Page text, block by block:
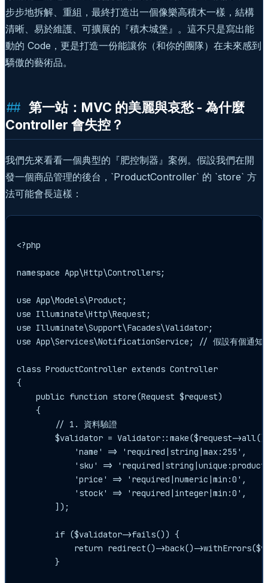
步步地拆解、重組，最終打造出一個像樂高積木一樣，結構
清晰、易於維護、可擴展的『積木城堡』。這不只是寫出能
動的 Code，更是打造一份能讓你（和你的團隊）在未來感到
驕傲的藝術品。
第一站：MVC 的美麗與哀愁 - 為什麼
Controller 會失控？
我們先來看看一個典型的『肥控制器』案例。假設我們在開
發一個商品管理的後台，`ProductController` 的 `store` 方
法可能會長這樣：
<?php
namespace App\Http\Controllers;
use App\Models\Product;
use Illuminate\Http\Request;
use Illuminate\Support\Facades\Validator;
use App\Services\NotificationService; // 假設有個通知
class ProductController extends Controller
{
    public function store(Request $request)
    {
        // 1. 資料驗證
$validator = Validator::make($request-
            'name' => 'required|string|max:255',
'sku' =>
            'price' => 'required|numeric|min:0',
            'stock' => 'required|integer|min:0',
        ]);
        if ($validator->fails()) {
return redirect()->back()-
        }